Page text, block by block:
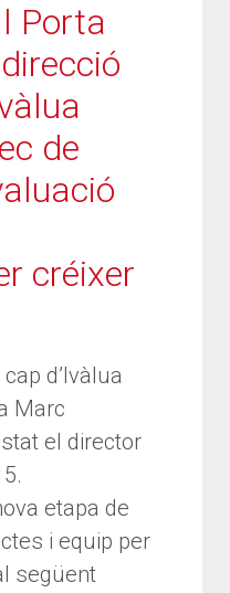
Porta
de
créixer
d’Ivàlua
Marc
el director
etapa de
i equip per
següent